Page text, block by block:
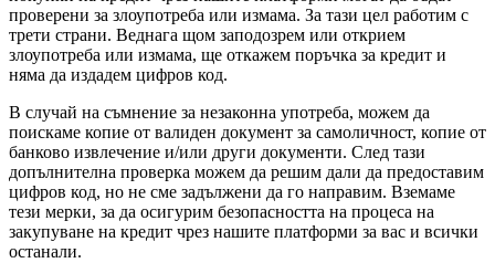
проверени за злоупотреба или измама. За тази цел работим с
трети страни. Веднага щом заподозрем или открием
злоупотреба или измама, ще откажем поръчка за кредит и
няма да издадем цифров код.
В случай на съмнение за незаконна употреба, можем да
поискаме копие от валиден документ за самоличност, копие от
банково извлечение и/или други документи. След тази
допълнителна проверка можем да решим дали да предоставим
цифров код, но не сме задължени да го направим. Вземаме
тези мерки, за да осигурим безопасността на процеса на
закупуване на кредит чрез нашите платформи за вас и всички
останали.